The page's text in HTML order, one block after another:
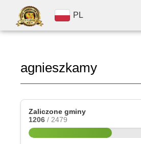
PL
agnieszkamy
Zaliczone gminy
1206 / 2479